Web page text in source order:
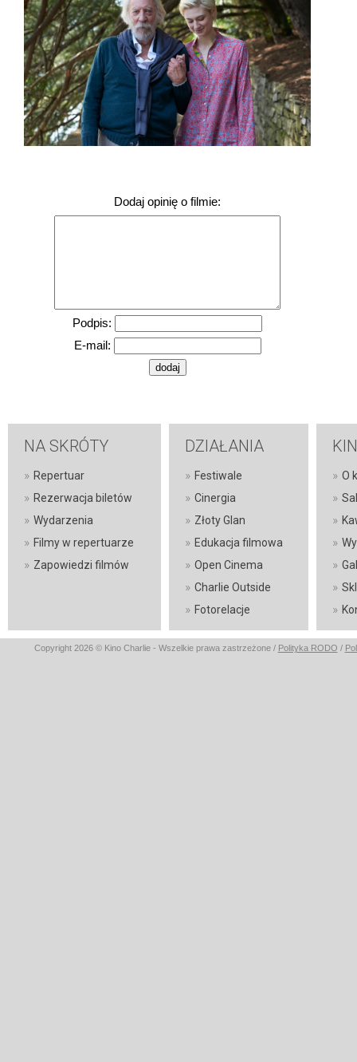
Dodaj opinię o filmie:
Podpis:
E-mail:
NA SKRÓTY
» Repertuar
» Rezerwacja biletów
» Wydarzenia
» Filmy w repertuarze
» Zapowiedzi filmów
DZIAŁANIA
» Festiwale
» Cinergia
» Złoty Glan
» Edukacja filmowa
» Open Cinema
» Charlie Outside
» Fotorelacje
» O
»
»
»
»
»
»
Copyright 2026 © Kino Charlie - Wszelkie prawa zastrzeżone / Polityka RODO /